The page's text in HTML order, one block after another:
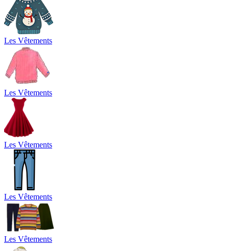
Les Vêtements
Les Vêtements
Les Vêtements
Les Vêtements
Les Vêtements